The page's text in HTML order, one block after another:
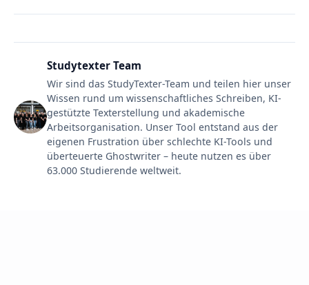
Studytexter Team
Wir sind das StudyTexter-Team und teilen hier unser
Wissen rund um wissenschaftliches Schreiben, KI-
gestützte Texterstellung und akademische
Arbeitsorganisation. Unser Tool entstand aus der
eigenen Frustration über schlechte KI-Tools und
überteuerte Ghostwriter – heute nutzen es über
63.000 Studierende weltweit.